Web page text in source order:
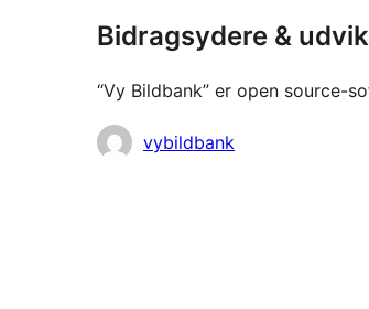
Bidragsydere &
“Vy Bildbank” er open source-
Bidragsydere
vybildbank